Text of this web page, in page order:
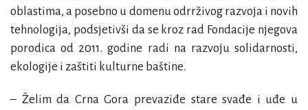
oblastima, a posebno u domenu odrrživog razvoja i novih
tehnologija, podsjetivši da se kroz rad Fondacije njegova
porodica od 2011. godine radi na razvoju solidarnosti,
ekologije i zaštiti kulturne baštine.
– Želim da Crna Gora prevaziđe stare svađe i uđe u